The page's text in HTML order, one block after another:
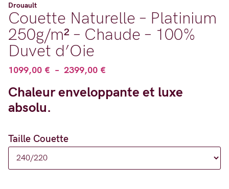
Drouault
Couette Naturelle – Platinium
250g/m² – Chaude – 100%
Duvet d’Oie
1099,00 € – 2399,00 €Plage
prix :
Chaleur enveloppante et luxe
absolu.
Taille Couette